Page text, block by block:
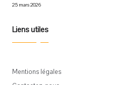
25 mars 2026
Liens utiles
Mentions légales